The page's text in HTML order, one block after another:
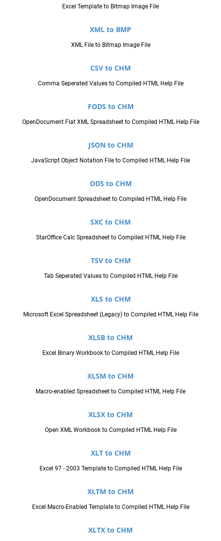
Excel Template to Bitmap Image File
XML to BMP
XML File to Bitmap Image File
CSV to CHM
Comma Seperated Values to Compiled HTML Help File
FODS to CHM
OpenDocument Flat XML Spreadsheet to Compiled HTML Help File
JSON to CHM
JavaScript Object Notation File to Compiled HTML Help File
ODS to CHM
OpenDocument Spreadsheet to Compiled HTML Help File
SXC to CHM
StarOffice Calc Spreadsheet to Compiled HTML Help File
TSV to CHM
Tab Seperated Values to Compiled HTML Help File
XLS to CHM
Microsoft Excel Spreadsheet (Legacy) to Compiled HTML Help File
XLSB to CHM
Excel Binary Workbook to Compiled HTML Help File
XLSM to CHM
Macro-enabled Spreadsheet to Compiled HTML Help File
XLSX to CHM
Open XML Workbook to Compiled HTML Help File
XLT to CHM
Excel 97 - 2003 Template to Compiled HTML Help File
XLTM to CHM
Excel Macro-Enabled Template to Compiled HTML Help File
XLTX to CHM